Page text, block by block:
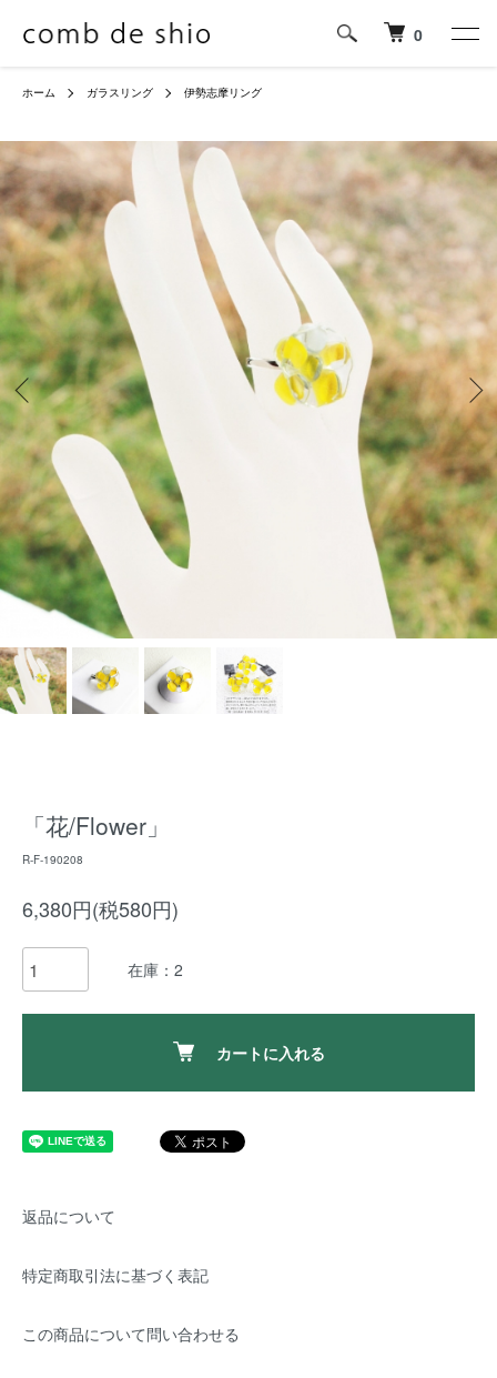
0
ホーム ガラスリング 伊勢志摩リング
「花/Flower」
R-F-190208
6,380円(税580円)
在庫：2
カートに入れる
返品について
特定商取引法に基づく表記
この商品について問い合わせる